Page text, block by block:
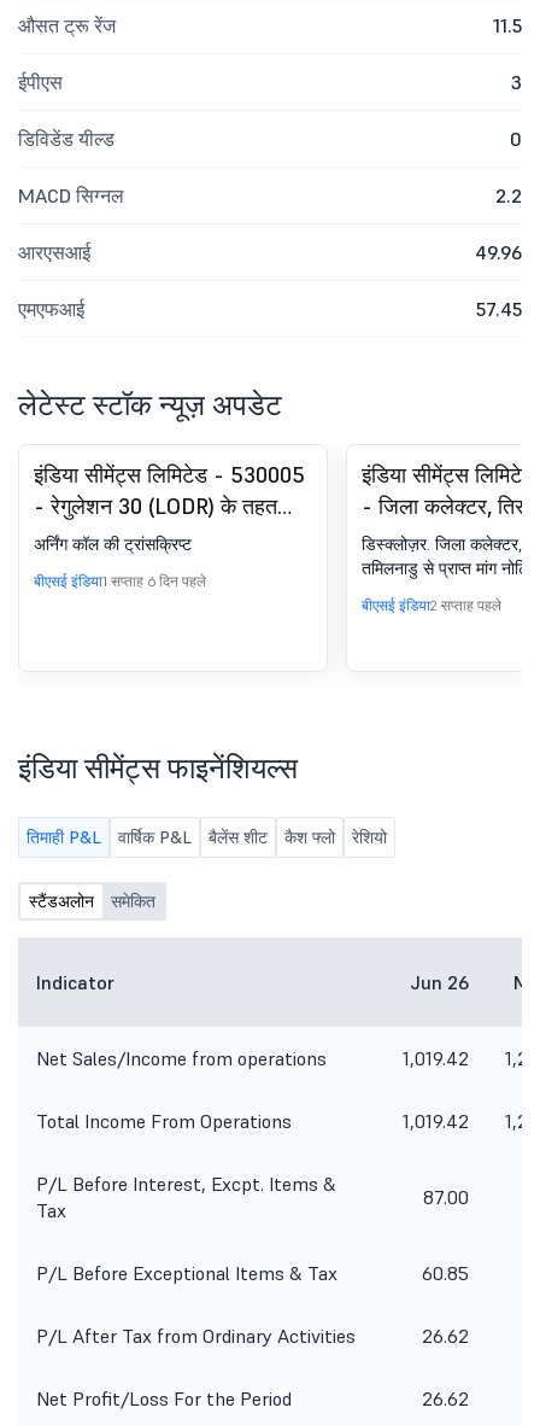
औसत ट्रू रेंज 11.5
ईपीएस 3
डिविडेंड यील्ड 0
MACD सिग्नल 2.2
आरएसआई 49.96
एमएफआई 57.45
लेटेस्ट स्टॉक न्यूज़ अपडेट
इंडिया सीमेंट्स लिमिटेड - 530005
- रेगुलेशन 30 (LODR) के तहत
घोषणा - अर्निंग्स कॉल ट्रांसक्रिप्ट
अर्निंग कॉल की ट्रांसक्रिप्ट
बीएसई इंडिया1 सप्ताह 6 दिन पहले
इंडिया सीमेंट्स
- जिला कलेक्टर,
तमिलनाडु से प्राप्त
संबंध में डिस्क्लोज़र
डिस्क्लोज़र. जिला कलेक्टर,
तमिलनाडु से प्राप्त मांग नोटिस
बीएसई इंडिया2 सप्ताह पहले
इंडिया सीमेंट्स फाइनेंशियल्स
तिमाही P&L वार्षिक P&L बैलेंस शीट कैश फ्लो रेशियो
स्टैंडअलोन समेकित
Indicator Jun 26
Net Sales/Income from operations 1,019.42
Total Income From Operations 1,019.42
P/L Before Interest, Excpt. Items &
Tax
87.00
P/L Before Exceptional Items & Tax 60.85
P/L After Tax from Ordinary Activities 26.62
Net Profit/Loss For the Period 26.62